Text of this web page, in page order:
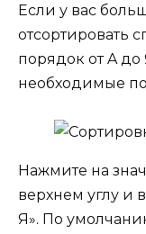
Если у вас
отсортировать
порядок от A
необходимые
Нажмите на
верхнем углу и
Я». По